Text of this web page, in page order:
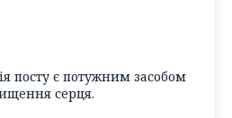
посту є потужним засобом
серця.